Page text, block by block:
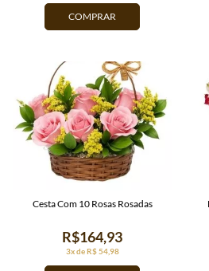
COMPRAR
3x de R$ 54,98
R$164,93
Cesta Com 10 Rosas Rosadas